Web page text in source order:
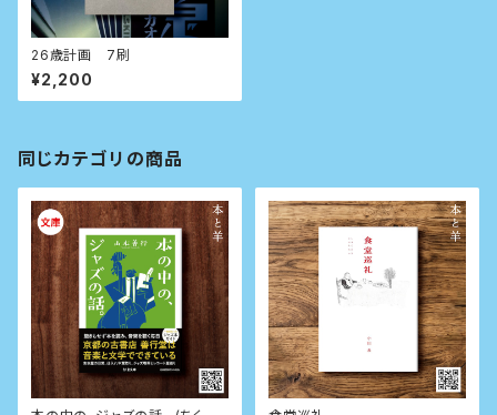
26歳計画 7刷
¥2,200
同じカテゴリの商品